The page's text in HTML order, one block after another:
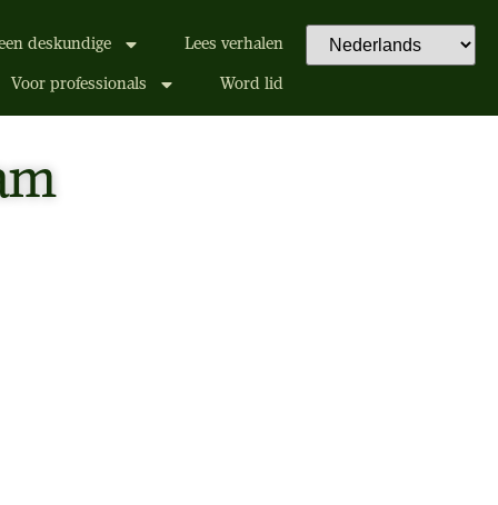
deskundige Lees verhalen
Voor professionals Word lid